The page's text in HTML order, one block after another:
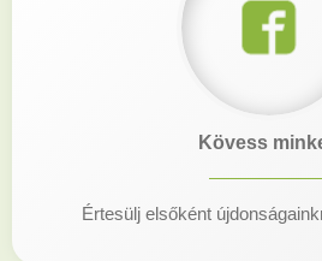
Kövess
Értesülj elsőként